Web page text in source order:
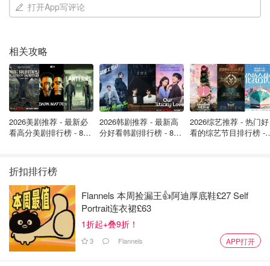
Heliot Steakhouse餐厅
一个世纪前，这里曾是一个马戏团，而当时在这里表演过的
打开App写评论
相关攻略
2026美剧推荐 - 最新必
看高分美剧排行榜 - 8月
2026韩剧推荐 - 最新高
分好看韩剧排行榜 - 8月
2026综艺推荐 - 热门好
看的综艺节目排行榜 -
折扣排行榜
Flannels 本周捡漏王👍阿迪厚底鞋£27 Self
Portrait连衣裙£63
1折起+叠9折！
3 Flannels APP打开